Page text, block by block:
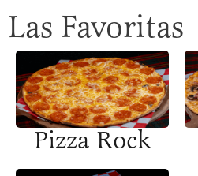
Las Favoritas
Pizza Rock